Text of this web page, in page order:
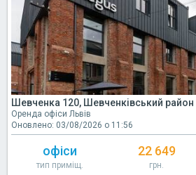
Шевченка 120, Шевченківський район
Оренда офіси Львів
Оновлено: 03/08/2026 о 11:56
офіси
тип приміщ.
22 649
грн.